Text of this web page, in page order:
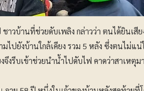
วบ้านที่ช่วยดับเพลิง กล่าวว่า ตนได้ยินเสีย
ไปยังบ้านใกล้เคียง รวม 5 หลัง ซึ่งตนไม่แน่
จึงรีบเข้าช่วยนำน้ำไปดับไฟ คาดว่าสาเหตุม